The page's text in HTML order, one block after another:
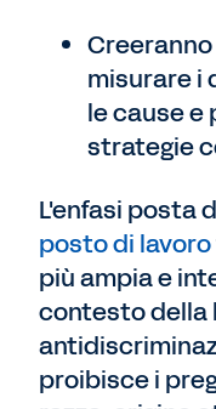
misurare i
le cause e
strategie
L'enfasi posta
posto di lavoro
più ampia e
contesto della
proibisce i